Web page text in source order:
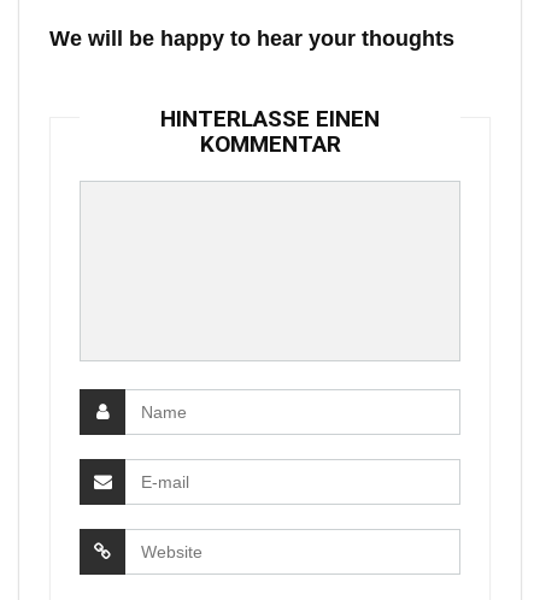
We will be happy to hear your thoughts
HINTERLASSE EINEN
KOMMENTAR